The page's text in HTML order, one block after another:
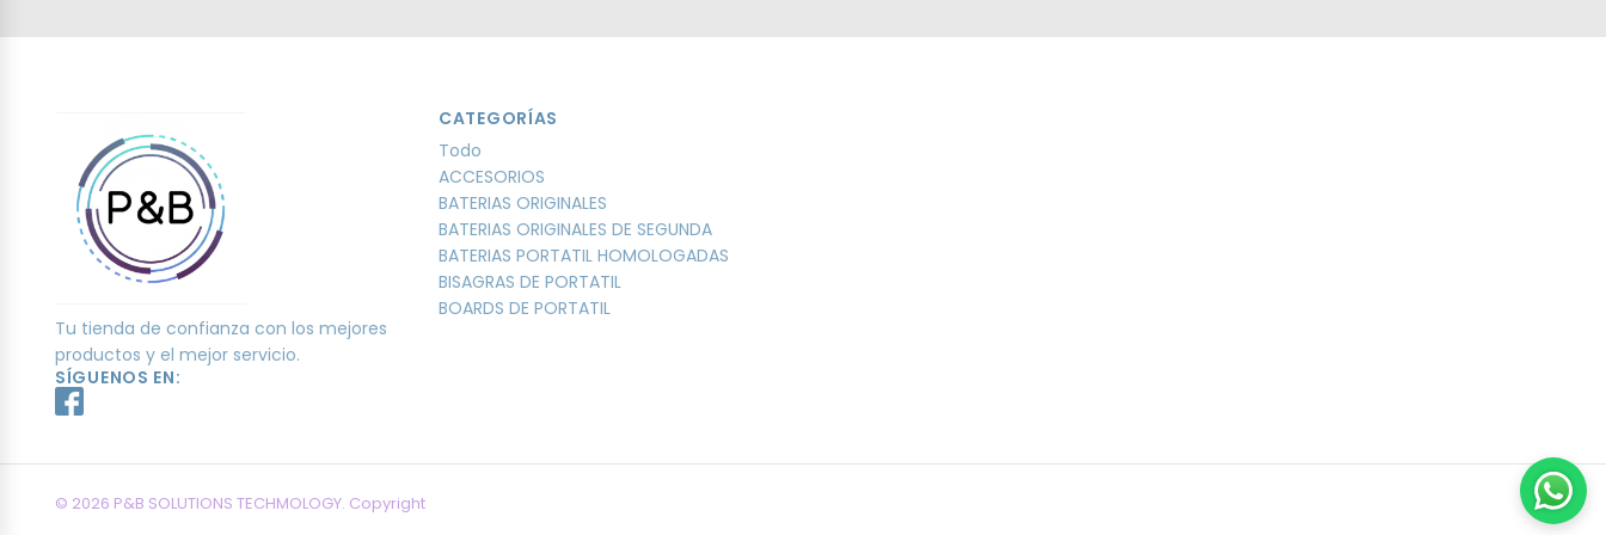
Tu tienda de confianza con los mejores
productos y el mejor servicio.
SÍGUENOS EN:
CATEGORÍAS
Todo
ACCESORIOS
BATERIAS ORIGINALES
BATERIAS ORIGINALES DE SEGUNDA
BATERIAS PORTATIL HOMOLOGADAS
BISAGRAS DE PORTATIL
BOARDS DE PORTATIL
© 2026 P&B SOLUTIONS TECHMOLOGY. Copyright